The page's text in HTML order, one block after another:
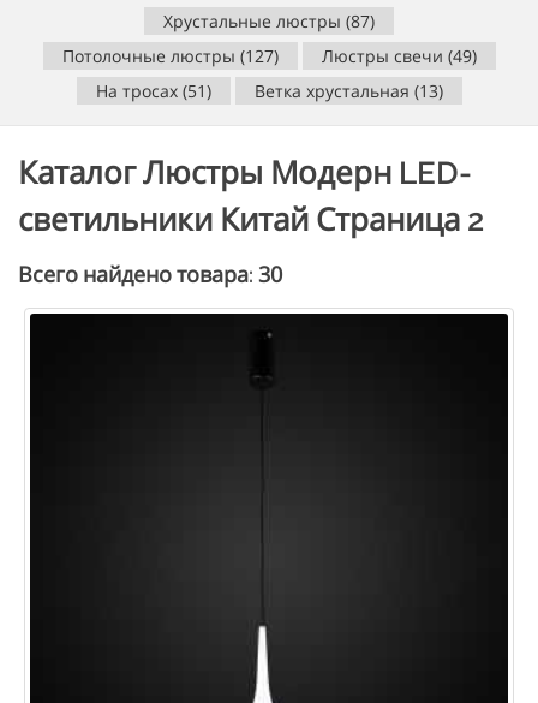
Хрустальные люстры (87)
Потолочные люстры (127)
Люстры свечи (49)
На тросах (51)
Ветка хрустальная (13)
Каталог Люстры Модерн LED-
светильники Китай Страница 2
Всего найдено товара: 30